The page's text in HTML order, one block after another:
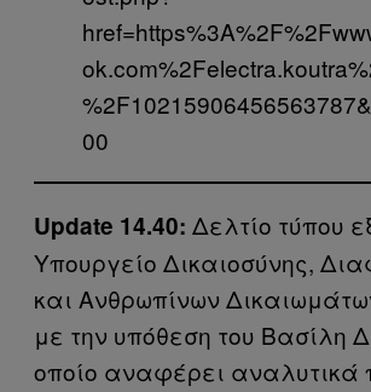
00
Update 14.40: Δελτίο τύπου
Υπουργείο Δικαιοσύνης,
και Ανθρωπίνων
με την υπόθεση του Βασίλη
οποίο αναφέρει αναλυτικά